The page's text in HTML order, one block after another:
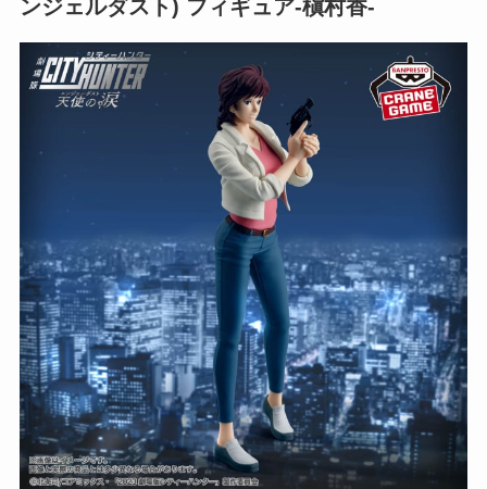
ンジェルダスト) フィギュア-槇村香-